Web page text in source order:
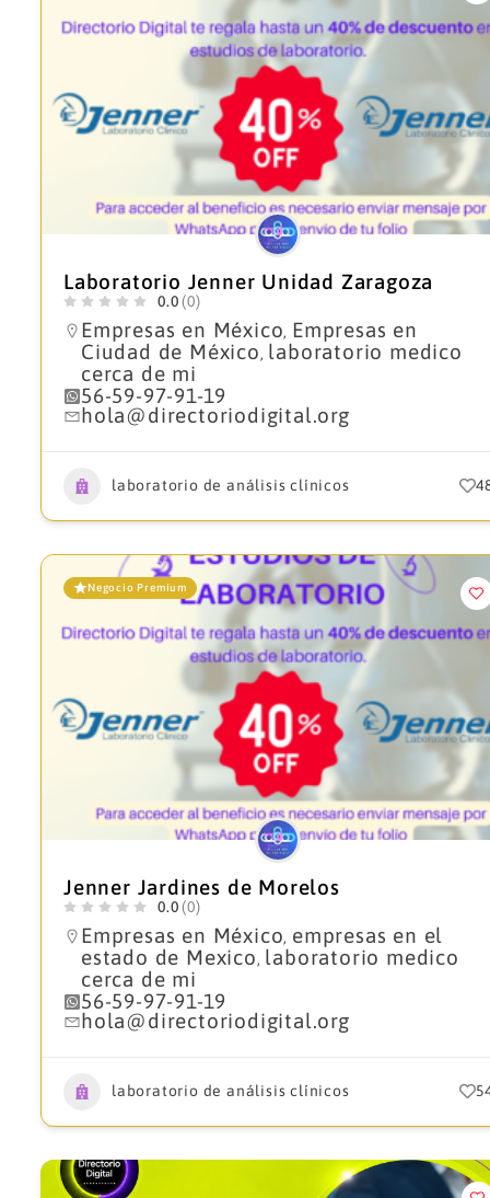
Laboratorio Jenner Unidad Zaragoza
0.0 (0)
Empresas en México, Empresas en
Ciudad de México, laboratorio medico
cerca de mi
56-59-97-91-19
hola@directoriodigital.org
laboratorio de análisis clínicos
Negocio Premium
Jenner Jardines de Morelos
0.0 (0)
Empresas en México, empresas en el
estado de Mexico, laboratorio medico
cerca de mi
56-59-97-91-19
hola@directoriodigital.org
laboratorio de análisis clínicos